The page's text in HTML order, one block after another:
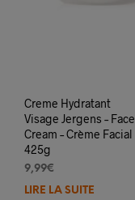
Creme Hydratant
Visage Jergens – Face
Cream – Crème Facial
425g
9,99€
LIRE LA SUITE